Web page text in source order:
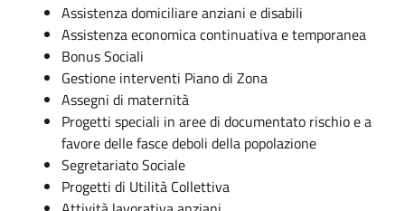
Assistenza domiciliare anziani e disabili
Assistenza economica continuativa e temporanea
Bonus Sociali
Gestione interventi Piano di Zona
Assegni di maternità
Progetti speciali in aree di documentato rischio e a
favore delle fasce deboli della popolazione
Segretariato Sociale
Progetti di Utilità Collettiva